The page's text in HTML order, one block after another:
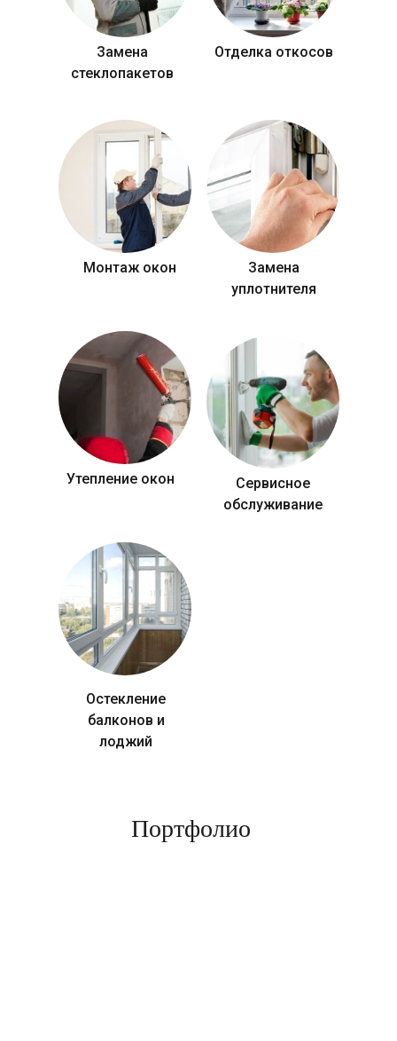
Замена
стеклопакетов
Отделка откосов
Монтаж окон
Замена
уплотнителя
Утепление окон
Сервисное
обслуживание
Остекление
балконов и
лоджий
Портфолио